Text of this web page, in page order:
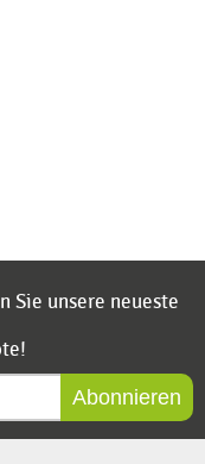
Sie unsere neueste
Abonnieren